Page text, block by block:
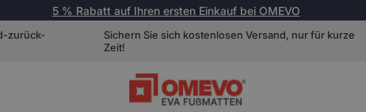
5 % Rabatt auf Ihren ersten Einkauf bei OMEVO
zurück-
Sichern Sie sich kostenlosen Versand, nur für kurze
Zeit!